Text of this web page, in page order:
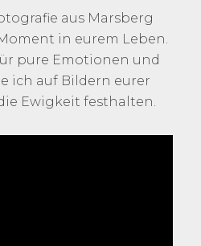
aus Marsberg
in eurem Leben.
pure Emotionen und
ich auf Bildern eurer
Ewigkeit festhalten.